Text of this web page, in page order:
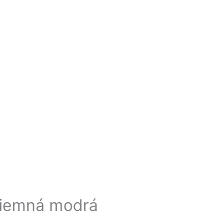
modrá